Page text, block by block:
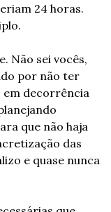
24 horas.
Não sei vocês,
por não ter
em decorrência
que não haja
das
e quase nunca